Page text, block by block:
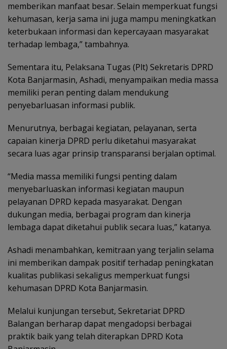
memberikan manfaat besar. Selain memperkuat fungsi
kehumasan, kerja sama ini juga mampu meningkatkan
keterbukaan informasi dan kepercayaan masyarakat
terhadap lembaga,” tambahnya.
Sementara itu, Pelaksana Tugas (Plt) Sekretaris DPRD
Kota Banjarmasin, Ashadi, menyampaikan media massa
memiliki peran penting dalam mendukung
penyebarluasan informasi publik.
Menurutnya, berbagai kegiatan, pelayanan, serta
capaian kinerja DPRD perlu diketahui masyarakat
secara luas agar prinsip transparansi berjalan optimal.
“Media massa memiliki fungsi penting dalam
menyebarluaskan informasi kegiatan maupun
pelayanan DPRD kepada masyarakat. Dengan
dukungan media, berbagai program dan kinerja
lembaga dapat diketahui publik secara luas,” katanya.
Ashadi menambahkan, kemitraan yang terjalin selama
ini memberikan dampak positif terhadap peningkatan
kualitas publikasi sekaligus memperkuat fungsi
kehumasan DPRD Kota Banjarmasin.
Melalui kunjungan tersebut, Sekretariat DPRD
Balangan berharap dapat mengadopsi berbagai
praktik baik yang telah diterapkan DPRD Kota